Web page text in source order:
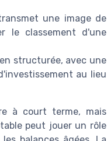
une image de
le classement d'une
structurée, avec une
au lieu
à court terme, mais
peut jouer un rôle